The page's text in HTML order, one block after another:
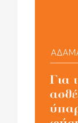
ΜΕΤΑΠΤΥΧΙΑΚΑ
ΔΙΔΑΚΤΟΡΙΚΑ